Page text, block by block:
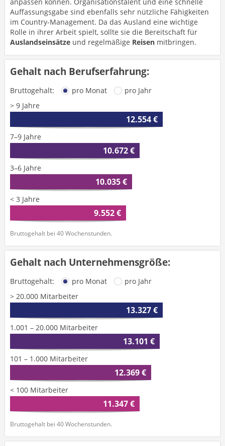
Auffassungsgabe sind ebenfalls sehr nützliche Fähigkeiten
im Country-Management. Da das Ausland eine wichtige
Rolle in ihrer Arbeit spielt, sollte sie die Bereitschaft für
Auslandseinsätze und regelmäßige Reisen mitbringen.
Gehalt nach Berufserfahrung:
Bruttogehalt: pro Monat
pro Jahr
> 9 Jahre
12.554 €
7–9 Jahre
10.672 €
3–6 Jahre
10.035 €
< 3 Jahre
9.552 €
Bruttogehalt bei 40 Wochenstunden.
Gehalt nach Unternehmensgröße:
Bruttogehalt: pro Monat
pro Jahr
> 20.000 Mitarbeiter
13.327 €
1.001 – 20.000 Mitarbeiter
13.101 €
101 – 1.000 Mitarbeiter
12.369 €
< 100 Mitarbeiter
11.347 €
Bruttogehalt bei 40 Wochenstunden.